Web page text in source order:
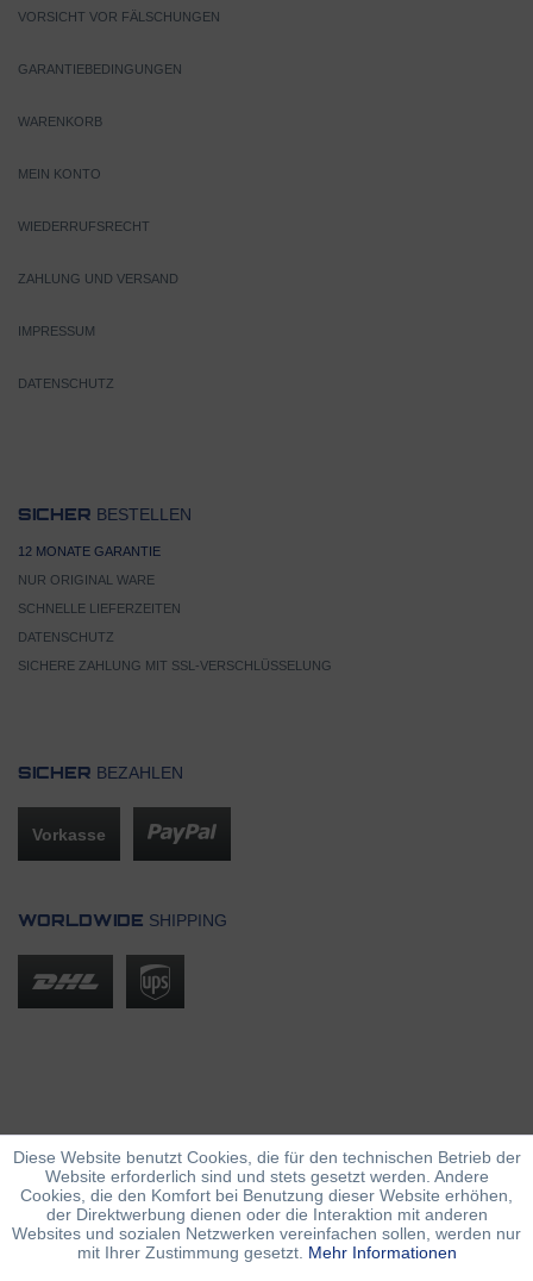
VORSICHT VOR FÄLSCHUNGEN
GARANTIEBEDINGUNGEN
WARENKORB
MEIN KONTO
WIEDERRUFSRECHT
ZAHLUNG UND VERSAND
IMPRESSUM
DATENSCHUTZ
SICHER BESTELLEN
12 MONATE GARANTIE
NUR ORIGINAL WARE
SCHNELLE LIEFERZEITEN
DATENSCHUTZ
SICHERE ZAHLUNG MIT SSL-VERSCHLÜSSELUNG
SICHER BEZAHLEN
Vorkasse
WORLDWIDE SHIPPING
Diese Website benutzt Cookies, die für den technischen Betrieb der
Website erforderlich sind und stets gesetzt werden. Andere
Cookies, die den Komfort bei Benutzung dieser Website erhöhen,
der Direktwerbung dienen oder die Interaktion mit anderen
Websites und sozialen Netzwerken vereinfachen sollen, werden nur
mit Ihrer Zustimmung gesetzt. Mehr Informationen